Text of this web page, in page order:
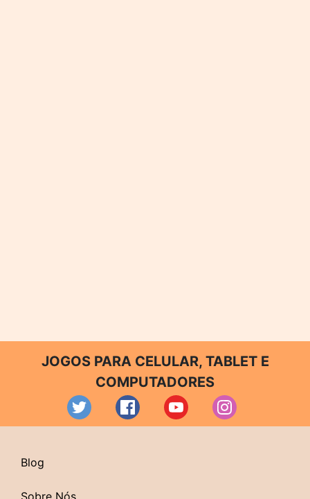
JOGOS PARA CELULAR, TABLET E
COMPUTADORES
Blog
Sobre Nós